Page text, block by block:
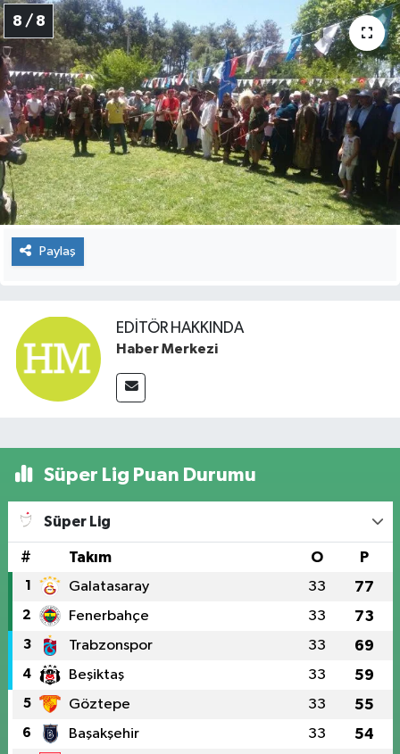
8 / 8
Paylaş
EDITÖR HAKKINDA
Haber Merkezi
Süper Lig Puan Durumu
Süper Lig
# Takım O P
1 Galatasaray 33 77
2 Fenerbahçe 33 73
3 Trabzonspor 33 69
4 Beşiktaş 33 59
5 Göztepe 33 55
6 Başakşehir 33 54